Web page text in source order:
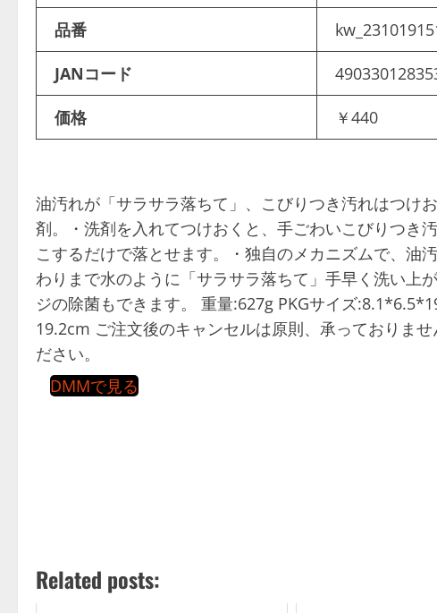
品番
JANコード
価格 ￥440
油汚れが「サラサラ落ちて」、こびりつき汚れはつけ
剤。・洗剤を入れてつけおくと、手ごわいこびりつき
こするだけで落とせます。・独自のメカニズムで、油
わりまで水のように「サラサラ落ちて」手早く洗い上
ジの除菌もできます。 重量:627g PKGサイズ
19.2cm ご注文後のキャンセルは原則、承っておりま
ださい。
DMMで見る
Related posts: